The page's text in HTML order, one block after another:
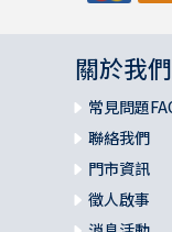
關於我們
常見問題
聯絡我們
門市資訊
徵人啟事